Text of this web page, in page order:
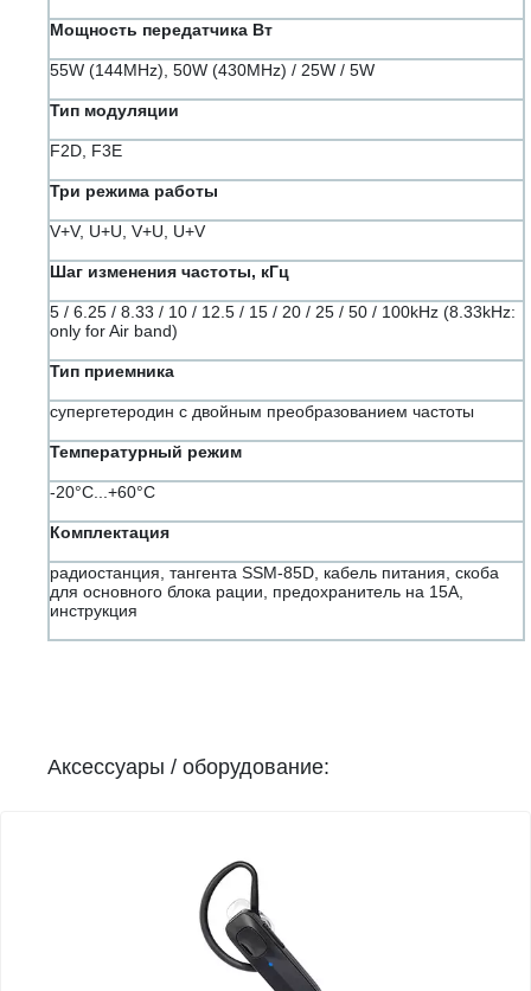
Мощность передатчика Вт
55W (144MHz), 50W (430MHz) / 25W / 5W
Тип модуляции
F2D, F3E
Три режима работы
V+V, U+U, V+U, U+V
Шаг изменения частоты, кГц
5 / 6.25 / 8.33 / 10 / 12.5 / 15 / 20 / 25 / 50 / 100kHz (8.33kHz:
only for Air band)
Тип приемника
супергетеродин с двойным преобразованием частоты
Температурный режим
-20°C...+60°C
Комплектация
радиостанция, тангента SSM-85D, кабель питания, скоба
для основного блока рации, предохранитель на 15А,
инструкция
Аксессуары / оборудование: